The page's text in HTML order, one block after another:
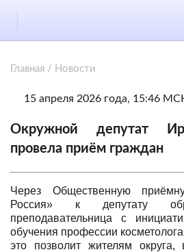
Главная / Новости
15 апреля 2026 года, 15:46
Окружной депутат
провела приём граждан
Через Общественную
Россия» к депутату
преподавательница с
обучения профессии
это позволит жителям